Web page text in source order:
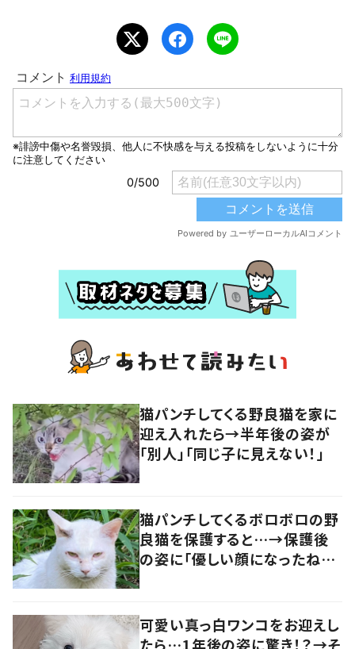
猫パンチしてくる野良猫を家に
迎え入れたら→半年後の姿が
「別人」「同じ子に見えない！」
猫パンチしてくるボロボロの野
良猫を保護すると…→保護後
の姿に「優しい顔になったね！」
可愛い真っ白ワンコをお迎えし
たら…1年後の姿に驚き！？→そ